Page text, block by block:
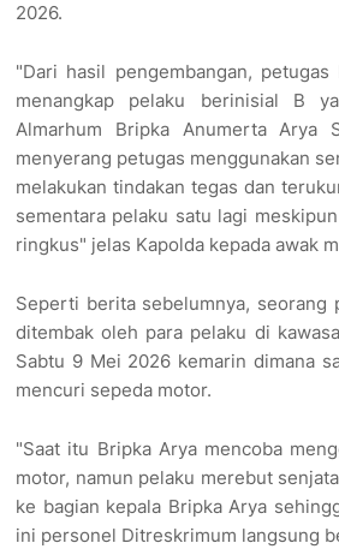
2026.
"Dari hasil pengembangan,
menangkap pelaku berinisial B
Almarhum Bripka Anumerta Arya
menyerang petugas menggunakan
melakukan tindakan tegas dan
sementara pelaku satu lagi
ringkus" jelas Kapolda kepada awak
Seperti berita sebelumnya, seorang
ditembak oleh para pelaku di
Sabtu 9 Mei 2026 kemarin dimana
mencuri sepeda motor.
"Saat itu Bripka Arya mencoba
motor, namun pelaku merebut
ke bagian kepala Bripka Arya
ini personel Ditreskrimum langsung